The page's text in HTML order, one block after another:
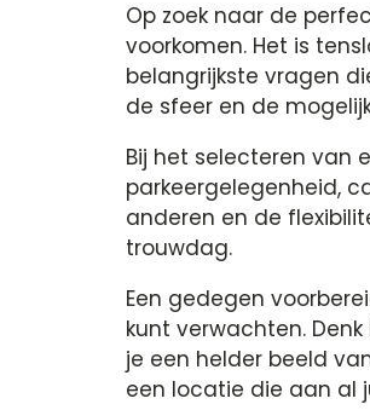
Op zoek naar de
voorkomen.​ Het is
belangrijkste vragen
de sfeer en de
Bij het selecteren van
parkeergelegenheid,
anderen en de
trouwdag.​
Een gedegen
kunt verwachten.​
je een helder beeld
een locatie die aan al